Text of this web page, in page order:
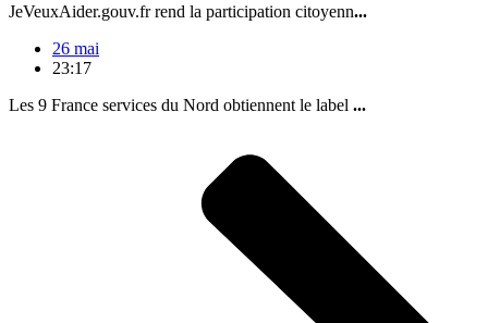
JeVeuxAider.gouv.fr rend la participation citoyenn...
26 mai
23:17
Les 9 France services du Nord obtiennent le label ...